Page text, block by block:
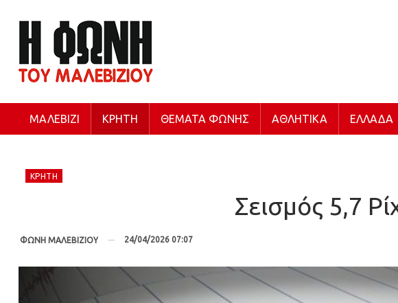
ΜΑΛΕΒΊΖΙ ΚΡΉΤΗ ΘΈΜΑΤΑ ΦΩΝΉΣ ΑΘΛΗΤΙΚΆ ΕΛΛΆΔΑ
ΚΡΉΤΗ
Σεισμός 5,7
ΦΩΝΗ ΜΑΛΕΒΙΖΙΟΥ 24/04/2026 07:07